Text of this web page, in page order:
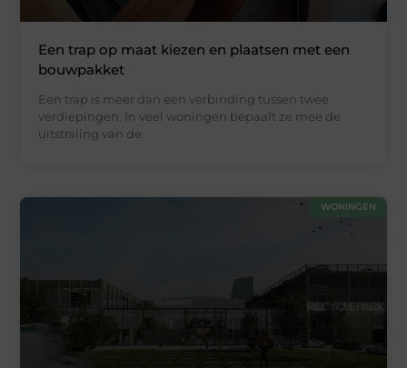
Een trap op maat kiezen en plaatsen met een
bouwpakket
Een trap is meer dan een verbinding tussen twee
verdiepingen. In veel woningen bepaalt ze mee de
uitstraling van de
WONINGEN